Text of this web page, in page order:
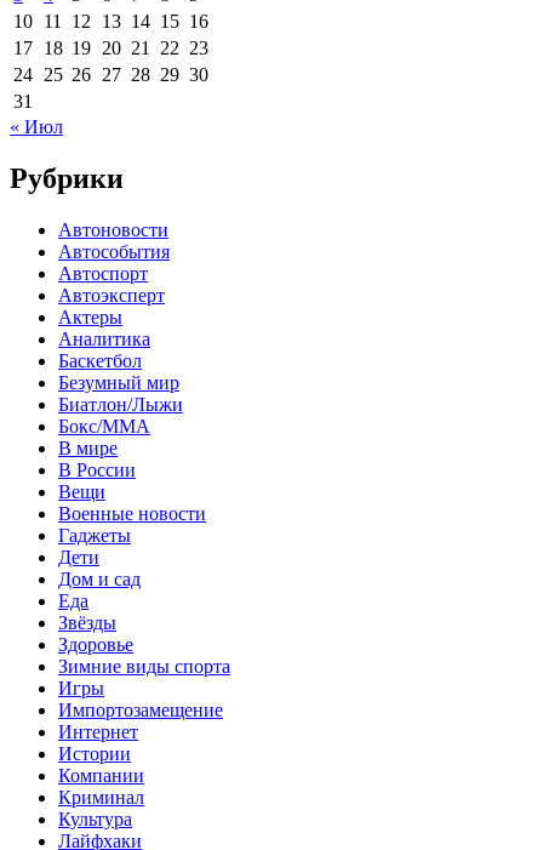
10 11 12 13 14 15 16
17 18 19 20 21 22 23
24 25 26 27 28 29 30
31
« Июл
Рубрики
Автоновости
Автособытия
Автоспорт
Автоэксперт
Актеры
Аналитика
Баскетбол
Безумный мир
Биатлон/Лыжи
Бокс/MMA
В мире
В России
Вещи
Военные новости
Гаджеты
Дети
Дом и сад
Еда
Звёзды
Здоровье
Зимние виды спорта
Игры
Импортозамещение
Интернет
Истории
Компании
Криминал
Культура
Лайфхаки